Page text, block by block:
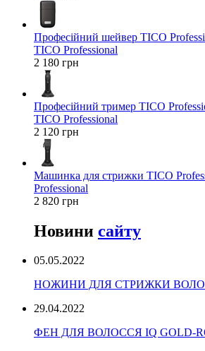
Професійний шейвер TICO
TICO Professional
2 180 грн
Професійний тример TICO
TICO Professional
2 120 грн
Машинка для стрижки TICO
Professional
2 820 грн
Новини сайту
05.05.2022
НОЖИНИ ДЛЯ СТРИЖКИ
29.04.2022
ФЕН ДЛЯ ВОЛОССЯ IQ GOLD-